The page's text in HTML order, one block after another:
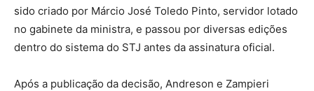
sido criado por Márcio José Toledo Pinto, servidor lotado
no gabinete da ministra, e passou por diversas edições
dentro do sistema do STJ antes da assinatura oficial.
Após a publicação da decisão, Andreson e Zampieri